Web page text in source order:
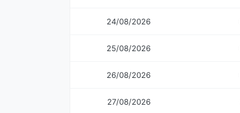
24/08/2026
25/08/2026
26/08/2026
27/08/2026